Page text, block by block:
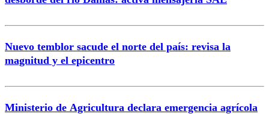
Nuevo temblor sacude el norte del país: revisa la
magnitud y el epicentro
Ministerio de Agricultura declara emergencia agrícola